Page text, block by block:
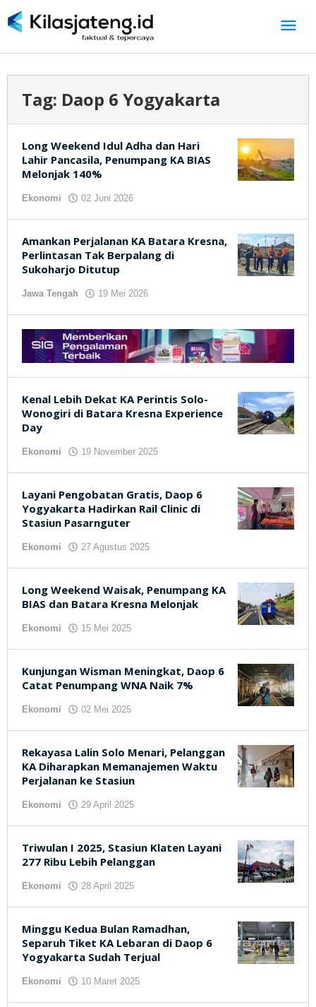
ke
Tag: Daop 6 Yogyakarta
Long Weekend Idul Adha dan Hari
Lahir Pancasila, Penumpang KA BIAS
Melonjak 140%
Ekonomi 02 Juni 2026
Amankan Perjalanan KA Batara Kresna,
Perlintasan Tak Berpalang di
Sukoharjo Ditutup
Jawa Tengah 19 Mei 2026
Kenal Lebih Dekat KA Perintis Solo-
Wonogiri di Batara Kresna Experience
Day
Ekonomi 19 November 2025
Layani Pengobatan Gratis, Daop 6
Yogyakarta Hadirkan Rail Clinic di
Stasiun Pasarnguter
Ekonomi 27 Agustus 2025
Long Weekend Waisak, Penumpang KA
BIAS dan Batara Kresna Melonjak
Ekonomi 15 Mei 2025
Kunjungan Wisman Meningkat, Daop 6
Catat Penumpang WNA Naik 7%
Ekonomi 02 Mei 2025
Rekayasa Lalin Solo Menari, Pelanggan
KA Diharapkan Memanajemen Waktu
Perjalanan ke Stasiun
Ekonomi 29 April 2025
Triwulan I 2025, Stasiun Klaten Layani
277 Ribu Lebih Pelanggan
Ekonomi 28 April 2025
Minggu Kedua Bulan Ramadhan,
Separuh Tiket KA Lebaran di Daop 6
Yogyakarta Sudah Terjual
Ekonomi 10 Maret 2025